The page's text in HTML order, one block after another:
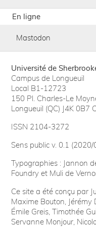
En ligne
Mastodon
Université de
Campus de Longueuil
Local B1-12723
150 Pl. Charles-Le
Longueuil (QC) J4K 0B7
ISSN 2104-3272
Sens public v. 0.1 (2020/
Typographies : Jannon
Foundry et Muli de
Ce site a été conçu par
Maxime Bouton, Jérémy
Émile Greis, Timothée
Servanne Monjour,